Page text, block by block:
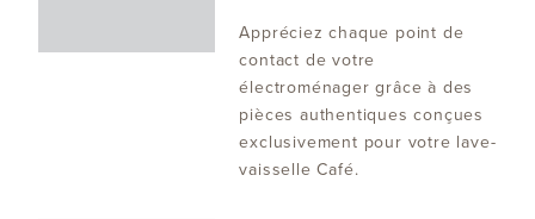
Appréciez chaque point de
contact de votre
électroménager grâce à des
pièces authentiques conçues
exclusivement pour votre lave-
vaisselle Café.